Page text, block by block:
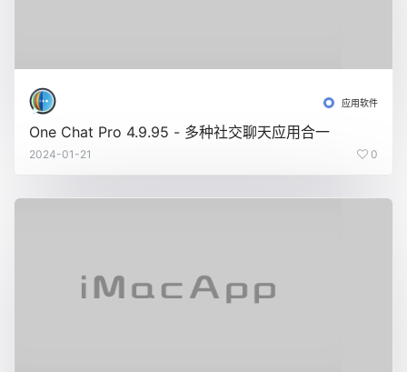
应用软件
One Chat Pro 4.9.95 - 多种社交聊天应用合一
2024-01-21 0